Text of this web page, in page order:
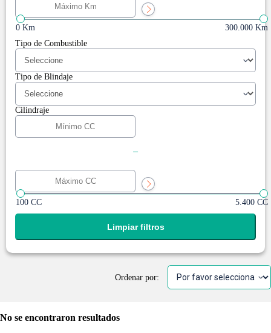
0 Km
300.000 Km
Tipo de Combustible
Tipo de Blindaje
Cilindraje
-
100 CC 5.400 CC
Limpiar filtros
Ordenar por:
No se encontraron resultados